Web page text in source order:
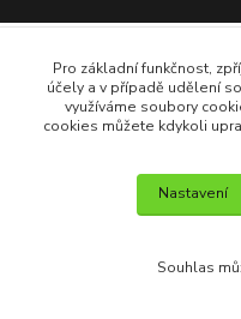
Pro základní funkčnost,
účely a v případě udělení
využíváme soubory
cookies můžete kdykoli
Nastavení
Souhlas